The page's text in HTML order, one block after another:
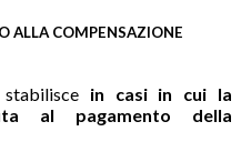
ALLA COMPENSAZIONE
in casi in cui la
al pagamento della